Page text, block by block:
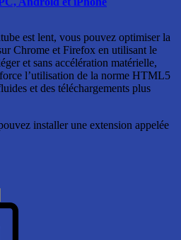
est lent, vous pouvez optimiser la
Chrome et Firefox en utilisant le
et sans accélération matérielle,
l’utilisation de la norme HTML5
et des téléchargements plus
installer une extension appelée